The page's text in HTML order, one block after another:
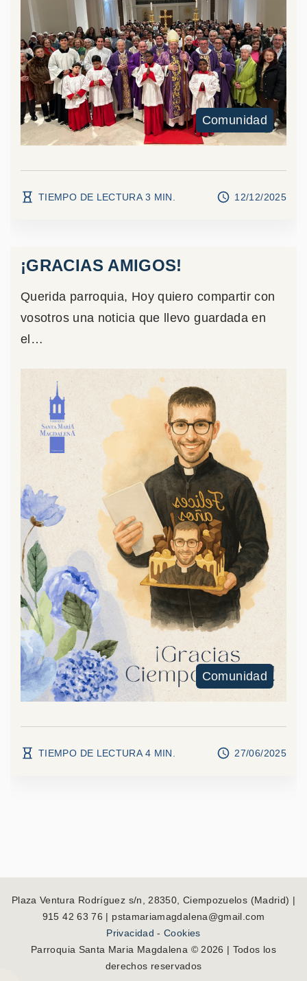
Comunidad
TIEMPO DE LECTURA 3 MIN. 12/12/2025
¡GRACIAS AMIGOS!
Querida parroquia, Hoy quiero compartir con
vosotros una noticia que llevo guardada en
el …
Comunidad
TIEMPO DE LECTURA 4 MIN. 27/06/2025
Plaza Ventura Rodríguez s/n, 28350, Ciempozuelos (Madrid) |
915 42 63 76 | pstamariamagdalena@gmail.com
Privacidad -Cookies
Parroquia Santa Maria Magdalena © 2026 | Todos los
derechos reservados